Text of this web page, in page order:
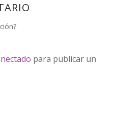
para publicar un